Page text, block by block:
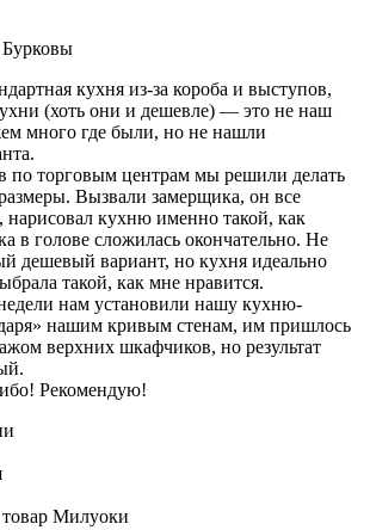
кухня из-за короба и выступов,
(хоть они и дешевле) — это не наш
много где были, но не нашли
по торговым центрам мы решили делать
Вызвали замерщика, он все
нарисовал кухню именно такой, как
в голове сложилась окончательно. Не
дешевый вариант, но кухня идеально
такой, как мне нравится.
нам установили нашу кухню-
нашим кривым стенам, им пришлось
верхних шкафчиков, но результат
Рекомендую!
Милуоки